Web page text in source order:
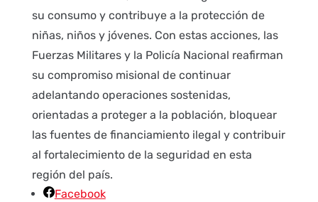
su consumo y contribuye a la protección de
niñas, niños y jóvenes. Con estas acciones, las
Fuerzas Militares y la Policía Nacional reafirman
su compromiso misional de continuar
adelantando operaciones sostenidas,
orientadas a proteger a la población, bloquear
las fuentes de financiamiento ilegal y contribuir
al fortalecimiento de la seguridad en esta
región del país.
Facebook